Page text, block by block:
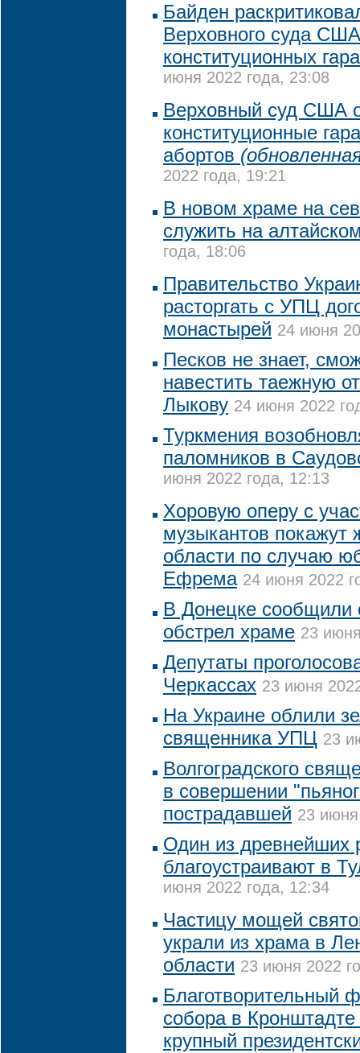
Байден
Верховного суда
конституционных
июня 2022 года, 23:08
Верховный суд США
конституционные
абортов
2022 года, 19:21
В новом храме на
служить на
года, 18:06
Правительство
расторгать с УПЦ
монастырей 24 июня
Песков не знает,
навестить таежную
Лыкову 24 июня 2022
Туркмения
паломников в
июня 2022 года, 12:13
Хоровую оперу с
музыкантов покажут
области по случаю
Ефрема 24 июня 2022
В Донецке
обстрел храме 23
Депутаты
Черкассах 23 июня
На Украине облили
священника УПЦ 23
Волгоградского
в совершении
пострадавшей 23
Один из древнейших
благоустраивают в
июня 2022 года, 12:34
Частицу мощей
украли из храма в
области 23 июня 2022
Благотворительный
собора в
крупный